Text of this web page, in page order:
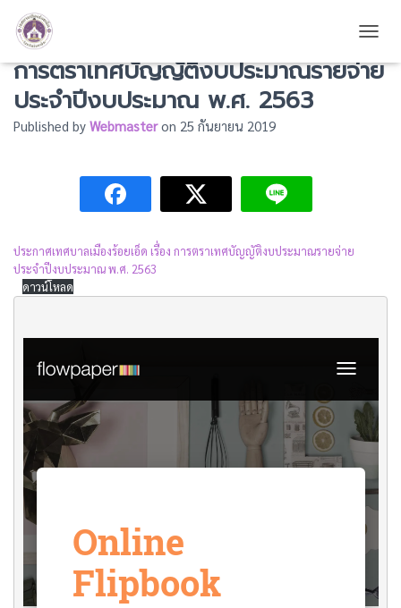
ประกาศเทศบาลเมืองร้อยเอ็ด เรื่อง
การตราเทศบัญญัติงบประมาณรายจ่าย
ประจำปีงบประมาณ พ.ศ. 2563
Published by Webmasteron 25 กันยายน 2019
ประกาศเทศบาลเมืองร้อยเอ็ด เรื่อง การตราเทศบัญญัติงบประมาณรายจ่าย
ประจำปีงบประมาณ พ.ศ. 2563
ดาวน์โหลด